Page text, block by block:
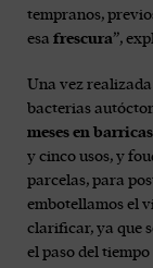
tempranos,
esa frescura”,
Una vez
bacterias
meses en
y cinco usos, y
parcelas, para
embotellamos el
clarificar, ya que
el paso del